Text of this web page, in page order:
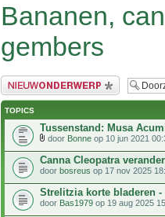
Bananen,
gembers
Plaats een nieuw bericht
TOPICS
Tussenstand: Musa
door Bonne op 10 jun 2021
Canna Cleopatra
door bosreus op 17 nov 2025
Strelitzia korte bladeren -
door Bas1979 op 19 aug 2025